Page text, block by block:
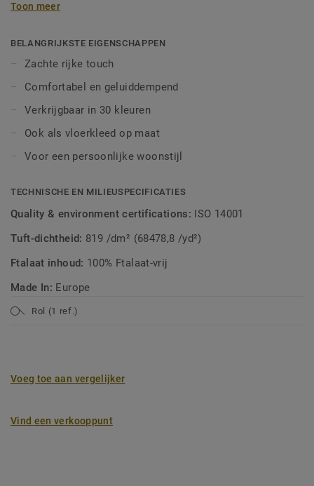
extra zacht aan. Laat je creativiteit de vrije loop en maak
Toon meer
BELANGRIJKSTE EIGENSCHAPPEN
Zachte rijke touch
Comfortabel en geluiddempend
Verkrijgbaar in 30 kleuren
Ook als vloerkleed op maat
Voor een persoonlijke woonstijl
TECHNISCHE EN MILIEUSPECIFICATIES
Quality & environment certifications: ISO 14001
Tuft-dichtheid: 819 /dm² (68478,8 /yd²)
Ftalaat inhoud: 100% Ftalaat-vrij
Made In: Europe
Rol (1 ref.)
Voeg toe aan vergelijker
Vind een verkooppunt